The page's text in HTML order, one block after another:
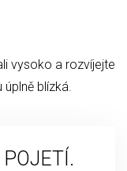
vysoko a rozvíjejte
blízká.